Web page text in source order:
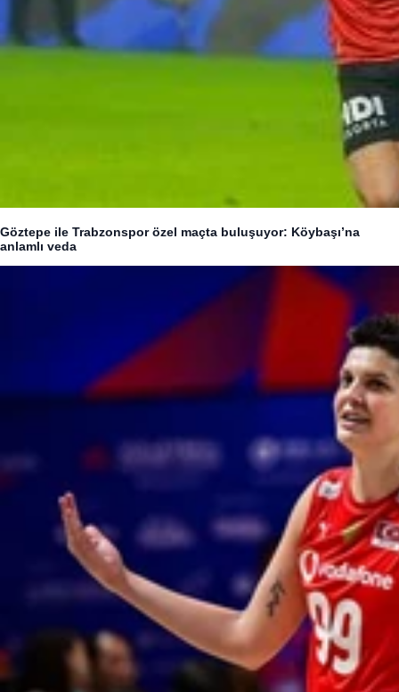
Göztepe ile Trabzonspor özel maçta buluşuyor: Köybaşı’na
anlamlı veda